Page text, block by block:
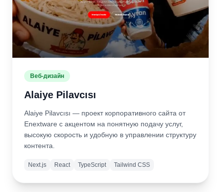
Веб-дизайн
Alaiye Pilavcısı
Alaiye Pilavcısı — проект корпоративного сайта от
Enextware с акцентом на понятную подачу услуг,
высокую скорость и удобную в управлении структуру
контента.
Next.js React TypeScript Tailwind CSS
сайт